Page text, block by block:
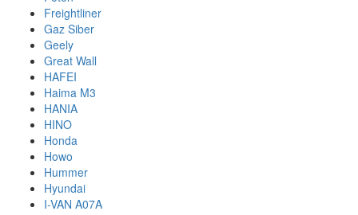
Freightliner
Gaz Siber
Geely
Great Wall
HAFEI
Haima M3
HANIA
HINO
Honda
Howo
Hummer
Hyundai
I-VAN A07A